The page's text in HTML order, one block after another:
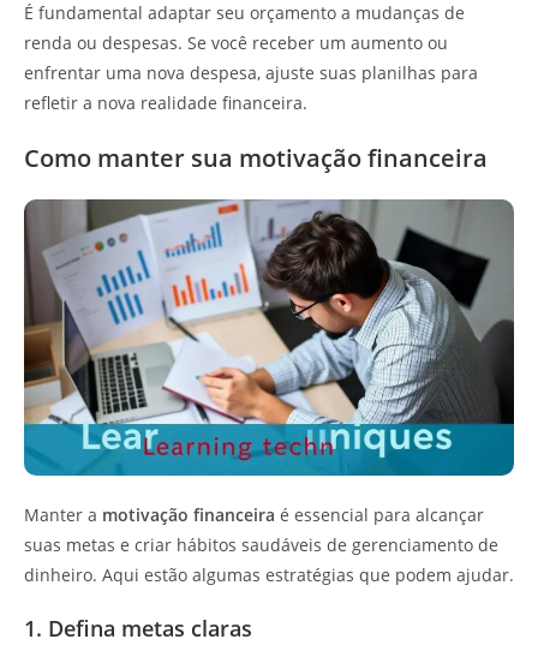
É fundamental adaptar seu orçamento a mudanças de
renda ou despesas. Se você receber um aumento ou
enfrentar uma nova despesa, ajuste suas planilhas para
refletir a nova realidade financeira.
Como manter sua motivação financeira
Manter a motivação financeira é essencial para alcançar
suas metas e criar hábitos saudáveis de gerenciamento de
dinheiro. Aqui estão algumas estratégias que podem ajudar.
1. Defina metas claras